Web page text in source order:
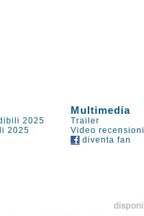
Multimedia
2025 Trailer
2025 Video recensioni
diventa fan